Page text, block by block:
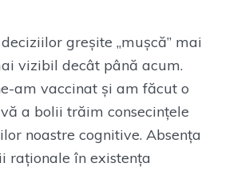
greșite „mușcă” mai
vizibil decât până acum.
am vaccinat și am făcut o
a bolii trăim consecințele
noastre cognitive. Absența
raționale în existența